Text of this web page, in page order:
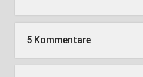
5 Kommentare